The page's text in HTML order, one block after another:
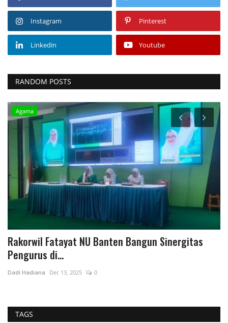
Instagram Pinterest
Linkedin Youtube
RANDOM POSTS
Agama
Rakorwil Fatayat NU Banten Bangun Sinergitas
Pengurus di...
Dadi Hadiana Dec 13, 2025 0
TAGS